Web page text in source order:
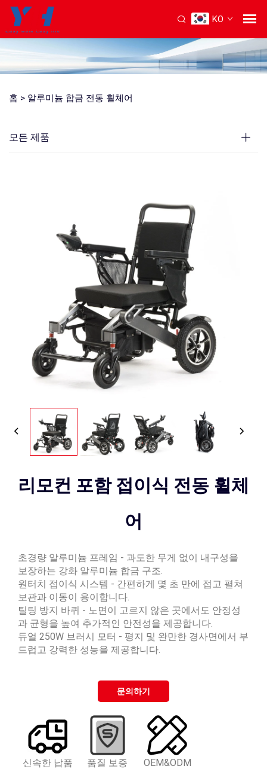
KO
홈 > 알루미늄 합금 전동 휠체어
모든 제품
리모컨 포함 접이식 전동 휠체
어
초경량 알루미늄 프레임 - 과도한 무게 없이 내구성을
보장하는 강화 알루미늄 합금 구조.
원터치 접이식 시스템 - 간편하게 몇 초 만에 접고 펼쳐
보관과 이동이 용이합니다.
틸팅 방지 바퀴 - 노면이 고르지 않은 곳에서도 안정성
과 균형을 높여 추가적인 안전성을 제공합니다.
듀얼 250W 브러시 모터 - 평지 및 완만한 경사면에서 부
드럽고 강력한 성능을 제공합니다.
문의하기
신속한 납품 품질 보증 OEM&ODM